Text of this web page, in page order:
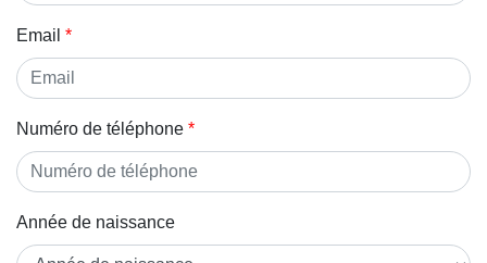
Email
Numéro de téléphone
Année de naissance